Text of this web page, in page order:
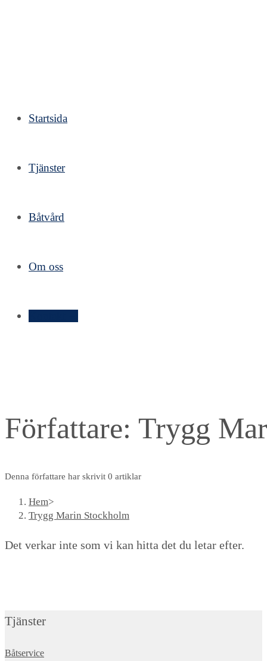
Startsida
Tjänster
Båtvård
Om oss
Författare: Trygg
Denna författare har skrivit 0 artiklar
Hem>
Trygg Marin Stockholm
Det verkar inte som vi kan hitta det du letar efter.
Tjänster
Båtservice